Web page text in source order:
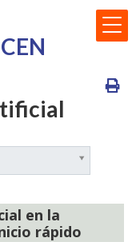
en la
rápido